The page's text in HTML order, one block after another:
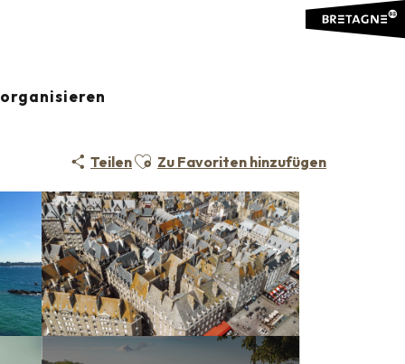
TeilenAjouter aux favoris
Zu Favoriten hinzufügen